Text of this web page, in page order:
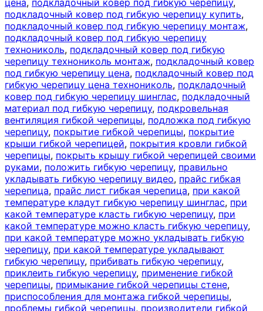
подкладочный ковер под гибкую черепицу купить,
подкладочный ковер под гибкую черепицу монтаж,
подкладочный ковер под гибкую черепицу
технониколь, подкладочный ковер под гибкую
черепицу технониколь монтаж, подкладочный ковер
под гибкую черепицу цена, подкладочный ковер под
гибкую черепицу цена технониколь, подкладочный
ковер под гибкую черепицу шинглас, подкладочный
материал под гибкую черепицу, подкровельная
вентиляция гибкой черепицы, подложка под гибкую
черепицу, покрытие гибкой черепицы, покрытие
крыши гибкой черепицей, покрытия кровли гибкой
черепицы, покрыть крышу гибкой черепицей своими
руками, положить гибкую черепицу, правильно
укладывать гибкую черепицу видео, прайс гибкая
черепица, прайс лист гибкая черепица, при какой
температуре кладут гибкую черепицу шинглас, при
какой температуре класть гибкую черепицу, при
какой температуре можно класть гибкую черепицу,
при какой температуре можно укладывать гибкую
черепицу, при какой температуре укладывают
гибкую черепицу, прибивать гибкую черепицу,
приклеить гибкую черепицу, применение гибкой
черепицы, примыкание гибкой черепицы стене,
приспособления для монтажа гибкой черепицы,
проблемы гибкой черепицы, производители гибкой